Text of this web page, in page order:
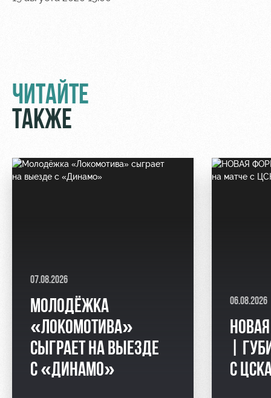
ЧИТАЙТЕ
ТАКЖЕ
07.08.2026
МОЛОДЁЖКА
«ЛОКОМОТИВА»
СЫГРАЕТ НА ВЫЕЗДЕ
С «ДИНАМО»
06.08.2026
|
С